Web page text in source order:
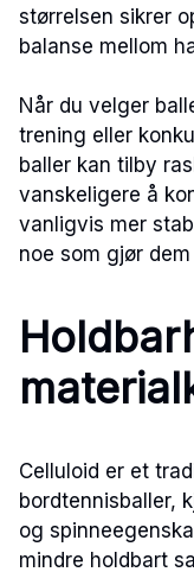
størrelsen sikrer
balanse mellom
Når du velger
trening eller
baller kan tilby
vanskeligere å
vanligvis mer
noe som gjør
Celluloid er et
bordtennisballer,
og
mindre holdbart